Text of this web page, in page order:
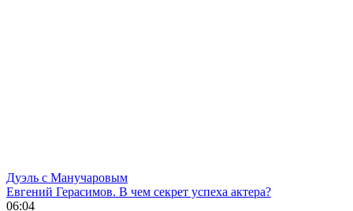
Дуэль с Манучаровым
Евгений Герасимов. В чем секрет успеха актера?
06:04